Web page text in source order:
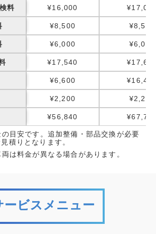
料 ¥16,000
¥8,500 ¥8,500
¥6,000 ¥6,000
¥17,540
¥6,600
¥2,200 ¥2,200
¥56,840
目安です。追加整備・部品交換が必要
積りとなります。
は料金が異なる場合があります。
ービスメニュー